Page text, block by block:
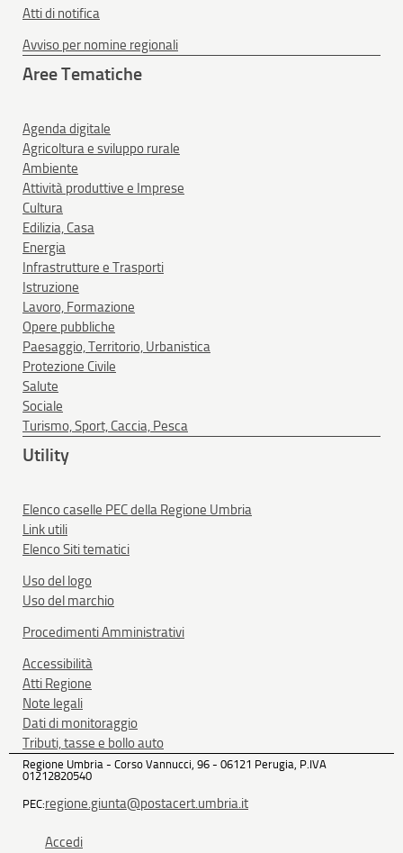
Atti di notifica
Avviso per nomine regionali
Aree Tematiche
Agenda digitale
Agricoltura e sviluppo rurale
Ambiente
Attività produttive e Imprese
Cultura
Edilizia, Casa
Energia
Infrastrutture e Trasporti
Istruzione
Lavoro, Formazione
Opere pubbliche
Paesaggio, Territorio, Urbanistica
Protezione Civile
Salute
Sociale
Turismo, Sport, Caccia, Pesca
Utility
Elenco caselle PEC della Regione Umbria
Link utili
Elenco Siti tematici
Uso del logo
Uso del marchio
Procedimenti Amministrativi
Accessibilità
Atti Regione
Note legali
Dati di monitoraggio
Tributi, tasse e bollo auto
Regione Umbria - Corso Vannucci, 96 - 06121 Perugia, P.IVA
01212820540
PEC:regione.giunta@postacert.umbria.it
Accedi